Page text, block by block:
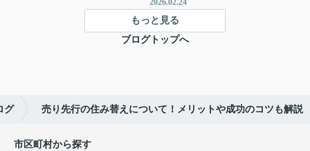
2026.02.24
もっと見る
ブログトップへ
グ 売り先行の住み替えについて！メリットや成功のコツも解説
市区町村から探す